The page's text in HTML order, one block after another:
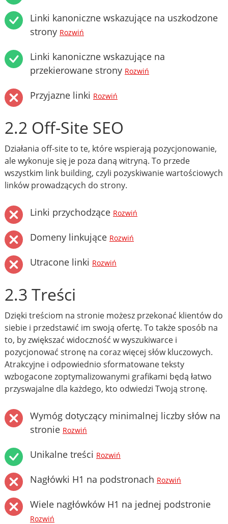
Linki kanoniczne wskazujące na uszkodzone
strony Rozwiń
Linki kanoniczne wskazujące na
przekierowane strony Rozwiń
Przyjazne linki Rozwiń
2.2 Off-Site SEO
Działania off-site to te, które wspierają pozycjonowanie,
ale wykonuje się je poza daną witryną. To przede
wszystkim link building, czyli pozyskiwanie wartościowych
linków prowadzących do strony.
Linki przychodzące Rozwiń
Domeny linkujące Rozwiń
Utracone linki Rozwiń
2.3 Treści
Dzięki treściom na stronie możesz przekonać klientów do
siebie i przedstawić im swoją ofertę. To także sposób na
to, by zwiększać widoczność w wyszukiwarce i
pozycjonować stronę na coraz więcej słów kluczowych.
Atrakcyjne i odpowiednio sformatowane teksty
wzbogacone zoptymalizowanymi grafikami będą łatwo
przyswajalne dla każdego, kto odwiedzi Twoją stronę.
Wymóg dotyczący minimalnej liczby słów na
stronie Rozwiń
Unikalne treści Rozwiń
Nagłówki H1 na podstronach Rozwiń
Wiele nagłówków H1 na jednej podstronie
Rozwiń